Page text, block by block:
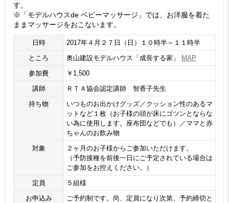
す。
※「モデルハウスde ベビーマッサージ」では、お洋服を着た
ままマッサージをおこないます。
日時
2017年４月２７日（日）１０時半～１１時半
ところ
奥山建設モデルハウス「成長する家」
MAP
参加費
￥1,500
講師
ＲＴＡ協会認定講師 智香子先生
持ち物
いつものお出かけグッズ／クッション性のあるマ
ットなど１枚（お子様の頭が床にゴツンとならな
い為に使用します。座布団などでも）／ママと赤
ちゃんのお飲み物
対象
２ヶ月のお子様からご参加いただけます。
（予防接種を前後一日にご予定されている場合は
ご参加をお控えください。）
定員
５組様
お申込み
ご予約制です。尚、定員になり次第、予約締切と